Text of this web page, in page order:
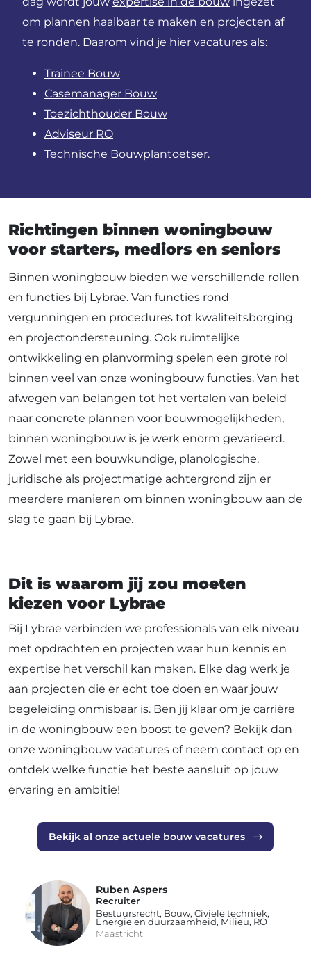
om plannen haalbaar te maken en projecten af
te ronden. Daarom vind je hier vacatures als:
Trainee Bouw
Casemanager Bouw
Toezichthouder Bouw
Adviseur RO
Technische Bouwplantoetser.
Richtingen binnen woningbouw
voor starters, mediors en seniors
Binnen woningbouw bieden we verschillende rollen
en functies bij Lybrae. Van functies rond
vergunningen en procedures tot kwaliteitsborging
en projectondersteuning. Ook ruimtelijke
ontwikkeling en planvorming spelen een grote rol
binnen veel van onze woningbouw functies. Van het
afwegen van belangen tot het vertalen van beleid
naar concrete plannen voor bouwmogelijkheden,
binnen woningbouw is je werk enorm gevarieerd.
Zowel met een bouwkundige, planologische,
juridische als projectmatige achtergrond zijn er
meerdere manieren om binnen woningbouw aan de
slag te gaan bij Lybrae.
Dit is waarom jij zou moeten
kiezen voor Lybrae
Bij Lybrae verbinden we professionals van elk niveau
met opdrachten en projecten waar hun kennis en
expertise het verschil kan maken. Elke dag werk je
aan projecten die er echt toe doen en waar jouw
begeleiding onmisbaar is. Ben jij klaar om je carrière
in de woningbouw een boost te geven? Bekijk dan
onze woningbouw vacatures of neem contact op en
ontdek welke functie het beste aansluit op jouw
ervaring en ambitie!
Bekijk al onze actuele bouw vacatures
Ruben Aspers
Recruiter
Bestuursrecht, Bouw, Civiele techniek,
Energie en duurzaamheid, Milieu, RO
Maastricht